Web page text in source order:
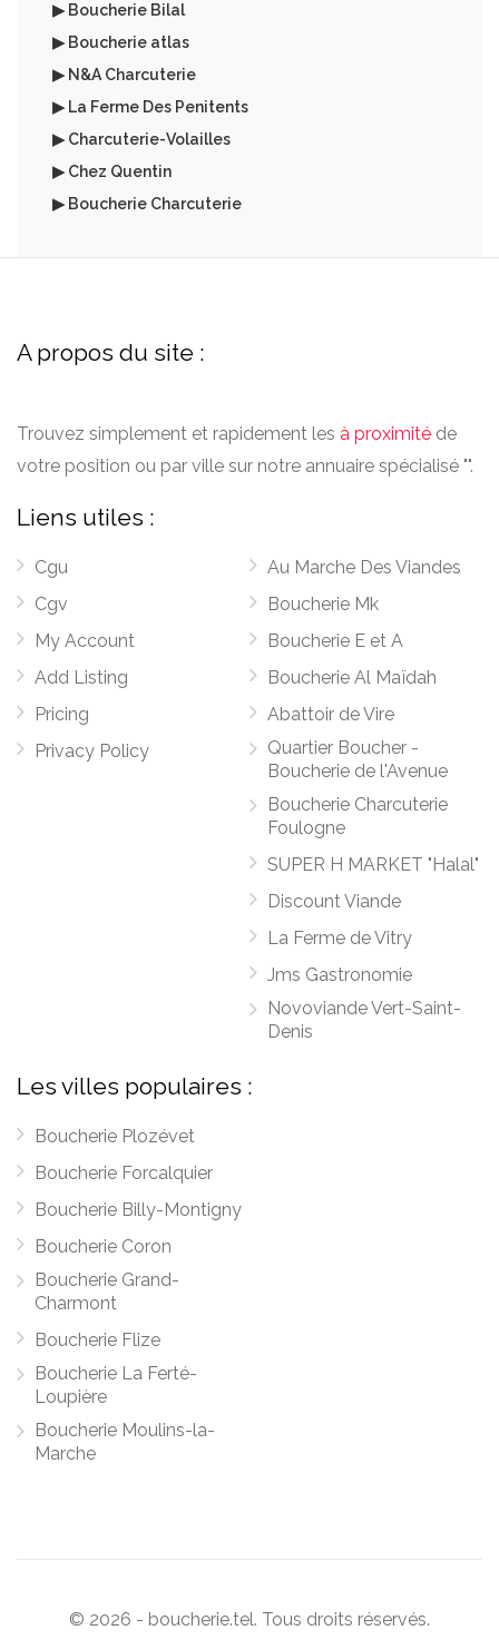
▶ Boucherie Bilal
▶ Boucherie atlas
▶ N&A Charcuterie
▶ La Ferme Des Penitents
▶ Charcuterie-Volailles
▶ Chez Quentin
▶ Boucherie Charcuterie
A propos du site :
Trouvez simplement et rapidement les à proximité de
votre position ou par ville sur notre annuaire spécialisé "".
Liens utiles :
Cgu
Cgv
My Account
Add Listing
Pricing
Privacy Policy
Au Marche Des Viandes
Boucherie Mk
Boucherie E et A
Boucherie Al Maïdah
Abattoir de Vire
Quartier Boucher -
Boucherie de l'Avenue
Boucherie Charcuterie
Foulogne
SUPER H MARKET "Halal"
Discount Viande
La Ferme de Vitry
Jms Gastronomie
Novoviande Vert-Saint-
Denis
Les villes populaires :
Boucherie Plozévet
Boucherie Forcalquier
Boucherie Billy-Montigny
Boucherie Coron
Boucherie Grand-
Charmont
Boucherie Flize
Boucherie La Ferté-
Loupière
Boucherie Moulins-la-
Marche
© 2026 - boucherie.tel. Tous droits réservés.